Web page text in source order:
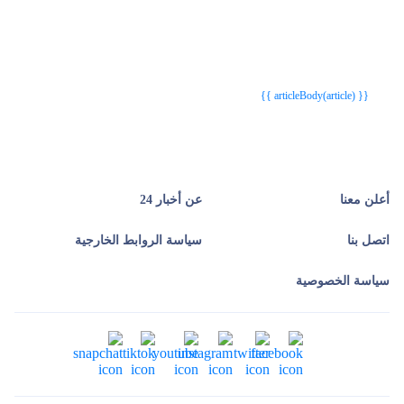
{{ articleBody(article) }}
أعلن معنا عن أخبار 24
اتصل بنا سياسة الروابط الخارجية
سياسة الخصوصية